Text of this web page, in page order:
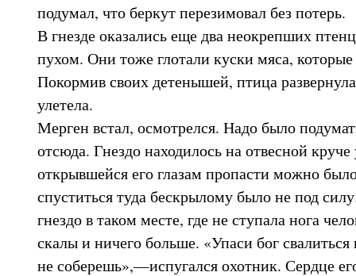
подумал, что беркут перезимовал без потерь.
В гнезде оказались еще два неокрепших
пухом. Они тоже глотали куски мяса,
Покормив своих детенышей, птица
улетела.
Мерген встал, осмотрелся. Надо было
отсюда. Гнездо находилось на отвесной
открывшейся его глазам пропасти можно
спуститься туда бескрылому было не под
гнездо в таком месте, где не ступала нога
скалы и ничего больше. «Упаси бог
не соберешь»,—испугался охотник. Сердце